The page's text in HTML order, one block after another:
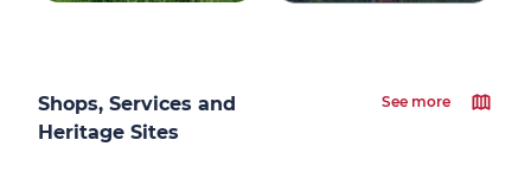
Shops, Services and
Heritage Sites
See more